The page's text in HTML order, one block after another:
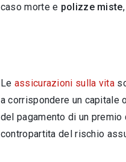
caso morte e polizze miste
Le assicurazioni sulla vita
a corrispondere un capitale
del pagamento di un
contropartita del rischio